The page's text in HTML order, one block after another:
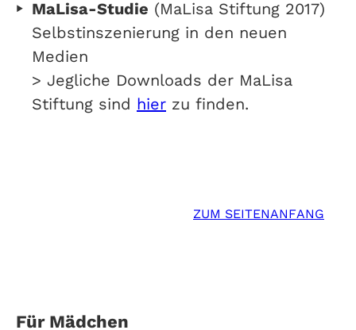
MaLisa-Studie (MaLisa Stiftung 2017)
Selbstinszenierung in den neuen
Medien
> Jegliche Downloads der MaLisa
Stiftung sind hier zu finden.
ZUM SEITENANFANG
Für Mädchen